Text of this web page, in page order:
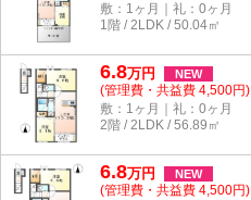
敷：1ヶ月｜礼：0ヶ月
1階 / 2LDK / 50.04㎡
6.8万円 NEW
(管理費・共益費 4,500円)
敷：1ヶ月｜礼：0ヶ月
2階 / 2LDK / 56.89㎡
6.8万円 NEW
(管理費・共益費 4,500円)